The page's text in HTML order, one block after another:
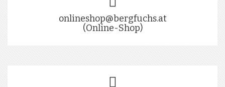
onlineshop@bergfuchs.at
(Online-Shop)